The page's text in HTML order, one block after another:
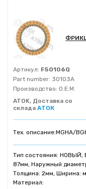
Артикул: F50106Q
Part number: 30103A
Производство: O.E.M.
ATOK, Доставка со
склада АТОК
Тех. описание:MGHA/
Тип состояния: НОВЫЙ,
87мм, Наружный
Толщина: 2мм, Ширина:
Материал: